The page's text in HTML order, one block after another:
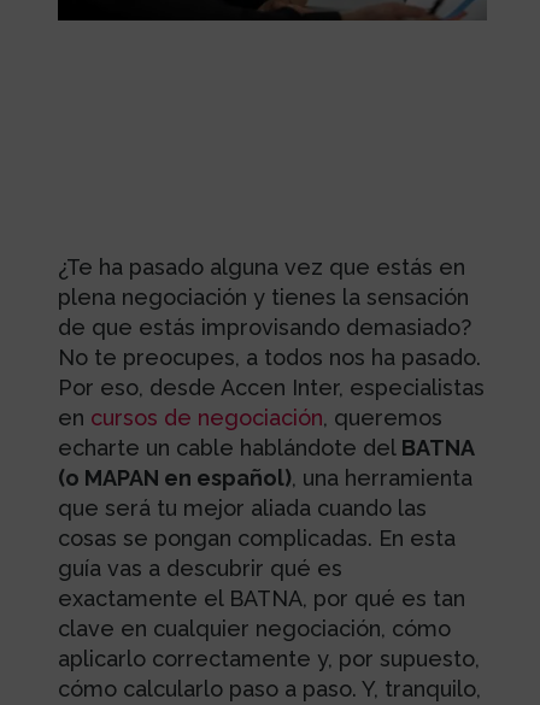
¿Te ha pasado alguna vez que estás en
plena negociación y tienes la sensación
de que estás improvisando demasiado?
No te preocupes, a todos nos ha pasado.
Por eso, desde Accen Inter, especialistas
en cursos de negociación, queremos
echarte un cable hablándote del BATNA
(o MAPAN en español), una herramienta
que será tu mejor aliada cuando las
cosas se pongan complicadas. En esta
guía vas a descubrir qué es
exactamente el BATNA, por qué es tan
clave en cualquier negociación, cómo
aplicarlo correctamente y, por supuesto,
cómo calcularlo paso a paso. Y, tranquilo,